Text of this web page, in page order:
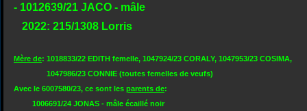
- 1012639/21 JACO - mâle
2022: 215/1308 Lorris
Mère de: 1018833/22 EDITH femelle, 1047924/23 CORALY, 1047953/23 COSIMA,
1047986/23 CONNIE (toutes femelles de veufs)
Avec le 6007580/23, ce sont les parents de:
1006691/24 JONAS - mâle écaillé noir